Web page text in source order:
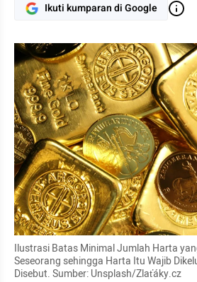
Ikuti kumparan di Google
Ilustrasi Batas Minimal Jumlah Harta
Seseorang sehingga Harta Itu Wajib
Disebut. Sumber: Unsplash/Zlaťáky.cz